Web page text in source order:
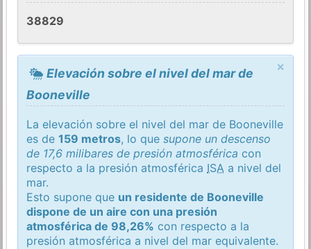
38829
×
Elevación sobre el nivel del mar de
Booneville
La elevación sobre el nivel del mar de Booneville
es de159 metros, lo quesupone un descenso
de 17,6 milibares de presión atmosférica con
respecto a la presión atmosférica ISA a nivel del
mar.
Esto supone que un residente de Booneville
dispone de un aire con una presión
atmosférica de 98,26% con respecto a la
presión atmosférica a nivel del mar equivalente.